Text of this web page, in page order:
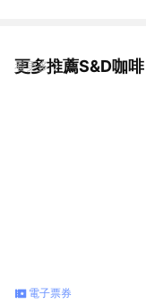
更多推薦S&D咖啡
看更多
電子票券